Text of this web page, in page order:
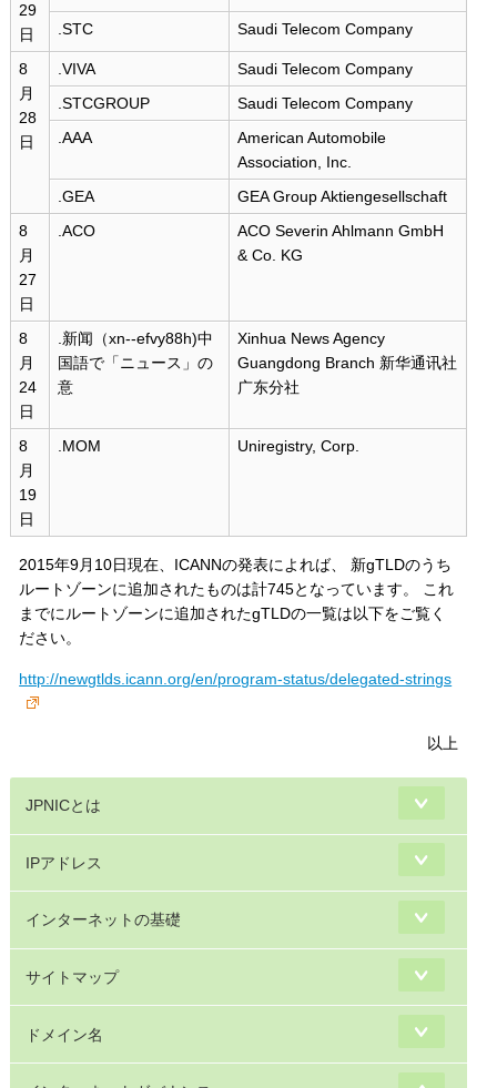
29
日
.STC Saudi Telecom Company
8
月
28
日
.VIVA
Saudi Telecom Company
.STCGROUP
Saudi Telecom Company
.AAA
American Automobile
Association, Inc.
.GEA
GEA Group Aktiengesellschaft
8
月
27
日
.ACO
ACO Severin Ahlmann GmbH
& Co. KG
8
月
24
日
.新闻（xn--efvy88h)中
国語で「ニュース」の
意
Xinhua News Agency
Guangdong Branch 新华通讯社
广东分社
8
月
19
日
.MOM Uniregistry, Corp.
2015年9月10日現在、ICANNの発表によれば、 新gTLDのうち
ルートゾーンに追加されたものは計745となっています。 これ
までにルートゾーンに追加されたgTLDの一覧は以下をご覧く
ださい。
http://newgtlds.icann.org/en/program-status/delegated-strings
以上
JPNICとは
IPアドレス
インターネットの基礎
サイトマップ
ドメイン名